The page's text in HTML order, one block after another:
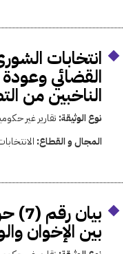
انتخابات
القضائي وعودة
الناخبين من
نوع الوثيقة: تقارير غير
المجال و القطاع:
بين الإخوان